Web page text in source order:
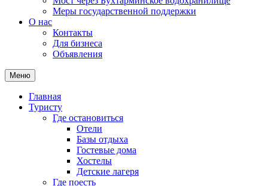
Меры государственной поддержки
О нас
Контакты
Для бизнеса
Объявления
Меню
Главная
Туристу
Где остановиться
Отели
Базы отдыха
Гостевые дома
Хостелы
Детские лагеря
Где поесть